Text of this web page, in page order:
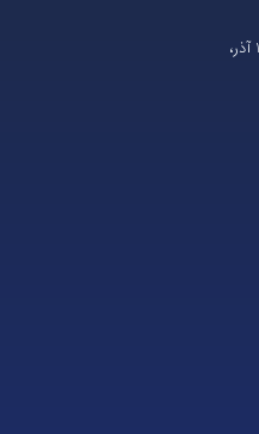
تهران، تقاطع بلوار کشاورز و خیابان 1۶ آذر،